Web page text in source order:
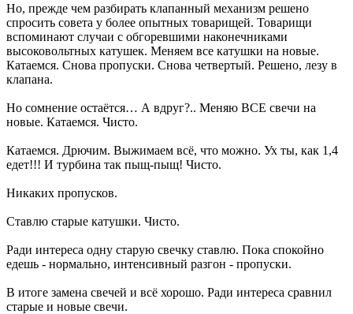
Но, прежде чем разбирать клапанный механизм решено
спросить совета у более опытных товарищей. Товарищи
вспоминают случаи с обгоревшими наконечниками
высоковольтных катушек. Меняем все катушки на новые.
Катаемся. Снова пропуски. Снова четвертый. Решено, лезу в
клапана.
Но сомнение остаётся… А вдруг?.. Меняю ВСЕ свечи на
новые. Катаемся. Чисто.
Катаемся. Дрючим. Выжимаем всё, что можно. Ух ты, как 1,4
едет!!! И турбина так пыщ-пыщ! Чисто.
Никаких пропусков.
Ставлю старые катушки. Чисто.
Ради интереса одну старую свечку ставлю. Пока спокойно
едешь - нормально, интенсивный разгон - пропуски.
В итоге замена свечей и всё хорошо. Ради интереса сравнил
старые и новые свечи.